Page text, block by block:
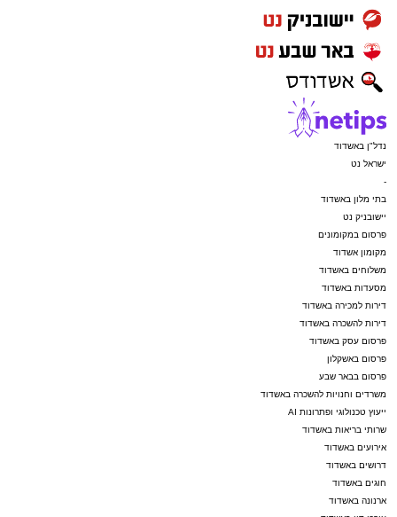
נדל"ן באשדוד
ישראל נט
-
בתי מלון באשדוד
יישובניק נט
פרסום במקומונים
מקומון אשדוד
משלוחים באשדוד
מסעדות באשדוד
דירות למכירה באשדוד
דירות להשכרה באשדוד
פרסום עסק באשדוד
פרסום באשקלון
פרסום בבאר שבע
משרדים וחנויות להשכרה באשדוד
ייעוץ טכנולוגי ופתרונות AI
שרותי בריאות באשדוד
אירועים באשדוד
דרושים באשדוד
חוגים באשדוד
ארנונה באשדוד